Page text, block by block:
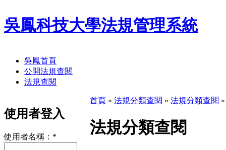
吳鳳科技大學法規管理系統
吳鳳首頁
公開法規查閱
法規查閱
使用者登入
使用者名稱： *
首頁 » 法規分類查閱 » 法規分類查閱
法規分類查閱